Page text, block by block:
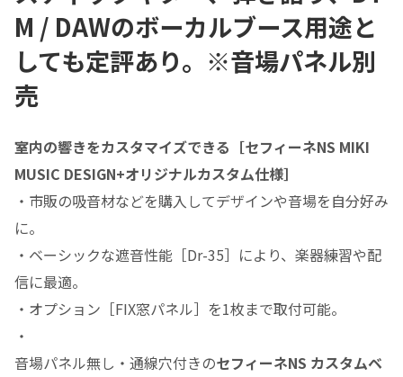
M / DAWのボーカルブース用途と
しても定評あり。※音場パネル別
売
室内の響きをカスタマイズできる［セフィーネNS MIKI
MUSIC DESIGN+オリジナルカスタム仕様］
・市販の吸音材などを購入してデザインや音場を自分好み
に。
・ベーシックな遮音性能［Dr-35］により、楽器練習や配
信に最適。
・オプション［FIX窓パネル］を1枚まで取付可能。
・
音場パネル無し・通線穴付きのセフィーネNS カスタムベ